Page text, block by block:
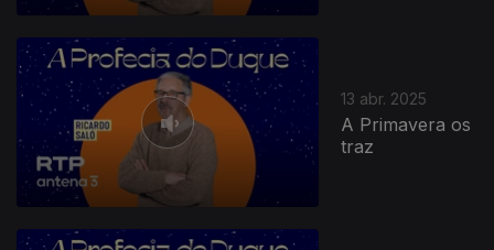
13 abr. 2025
A Primavera os
traz